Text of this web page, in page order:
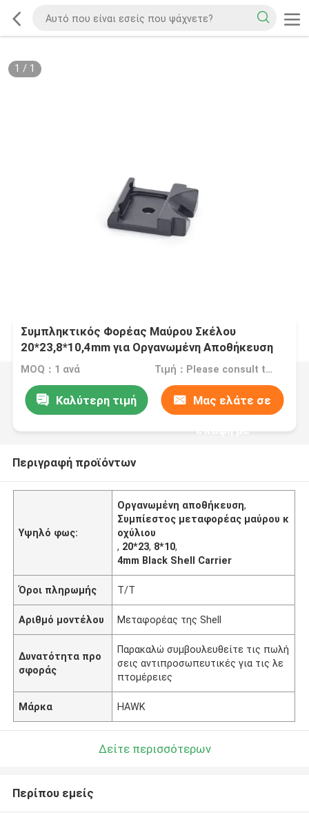
1 / 1
Συμπληκτικός Φορέας Μαύρου Σκέλου
20*23,8*10,4mm για Οργανωμένη Αποθήκευση
MOQ：1 ανά Τιμή：Please consult the sales representative for details
Καλύτερη τιμή Μας ελάτε σε
επαφή με
Περιγραφή προϊόντων
Υψηλό φως:
Οργανωμένη αποθήκευση,
Συμπίεστος μεταφορέας μαύρου κ
οχύλιου
, 20*23, 8*10,
4mm Black Shell Carrier
Όροι πληρωμής T/T
Αριθμό μοντέλου Μεταφορέας της Shell
Δυνατότητα προ
σφοράς
Παρακαλώ συμβουλευθείτε τις πωλή
σεις αντιπροσωπευτικές για τις λε
πτομέρειες
Μάρκα HAWK
Δείτε περισσότερων
Περίπου εμείς